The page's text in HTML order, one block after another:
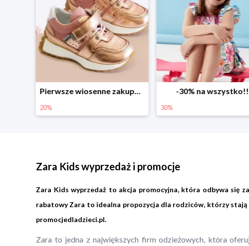
Pierwsze wiosenne zakupy -20%
20%
-30% na wszystko!!
30%
Zara Kids wyprzedaż i promocje
Zara Kids wyprzedaż to akcja promocyjna, która odbywa się
rabatowy Zara to idealna propozycja dla rodziców, którzy stają
promocjedladzieci.pl.
Zara to jedna z największych firm odzieżowych, która